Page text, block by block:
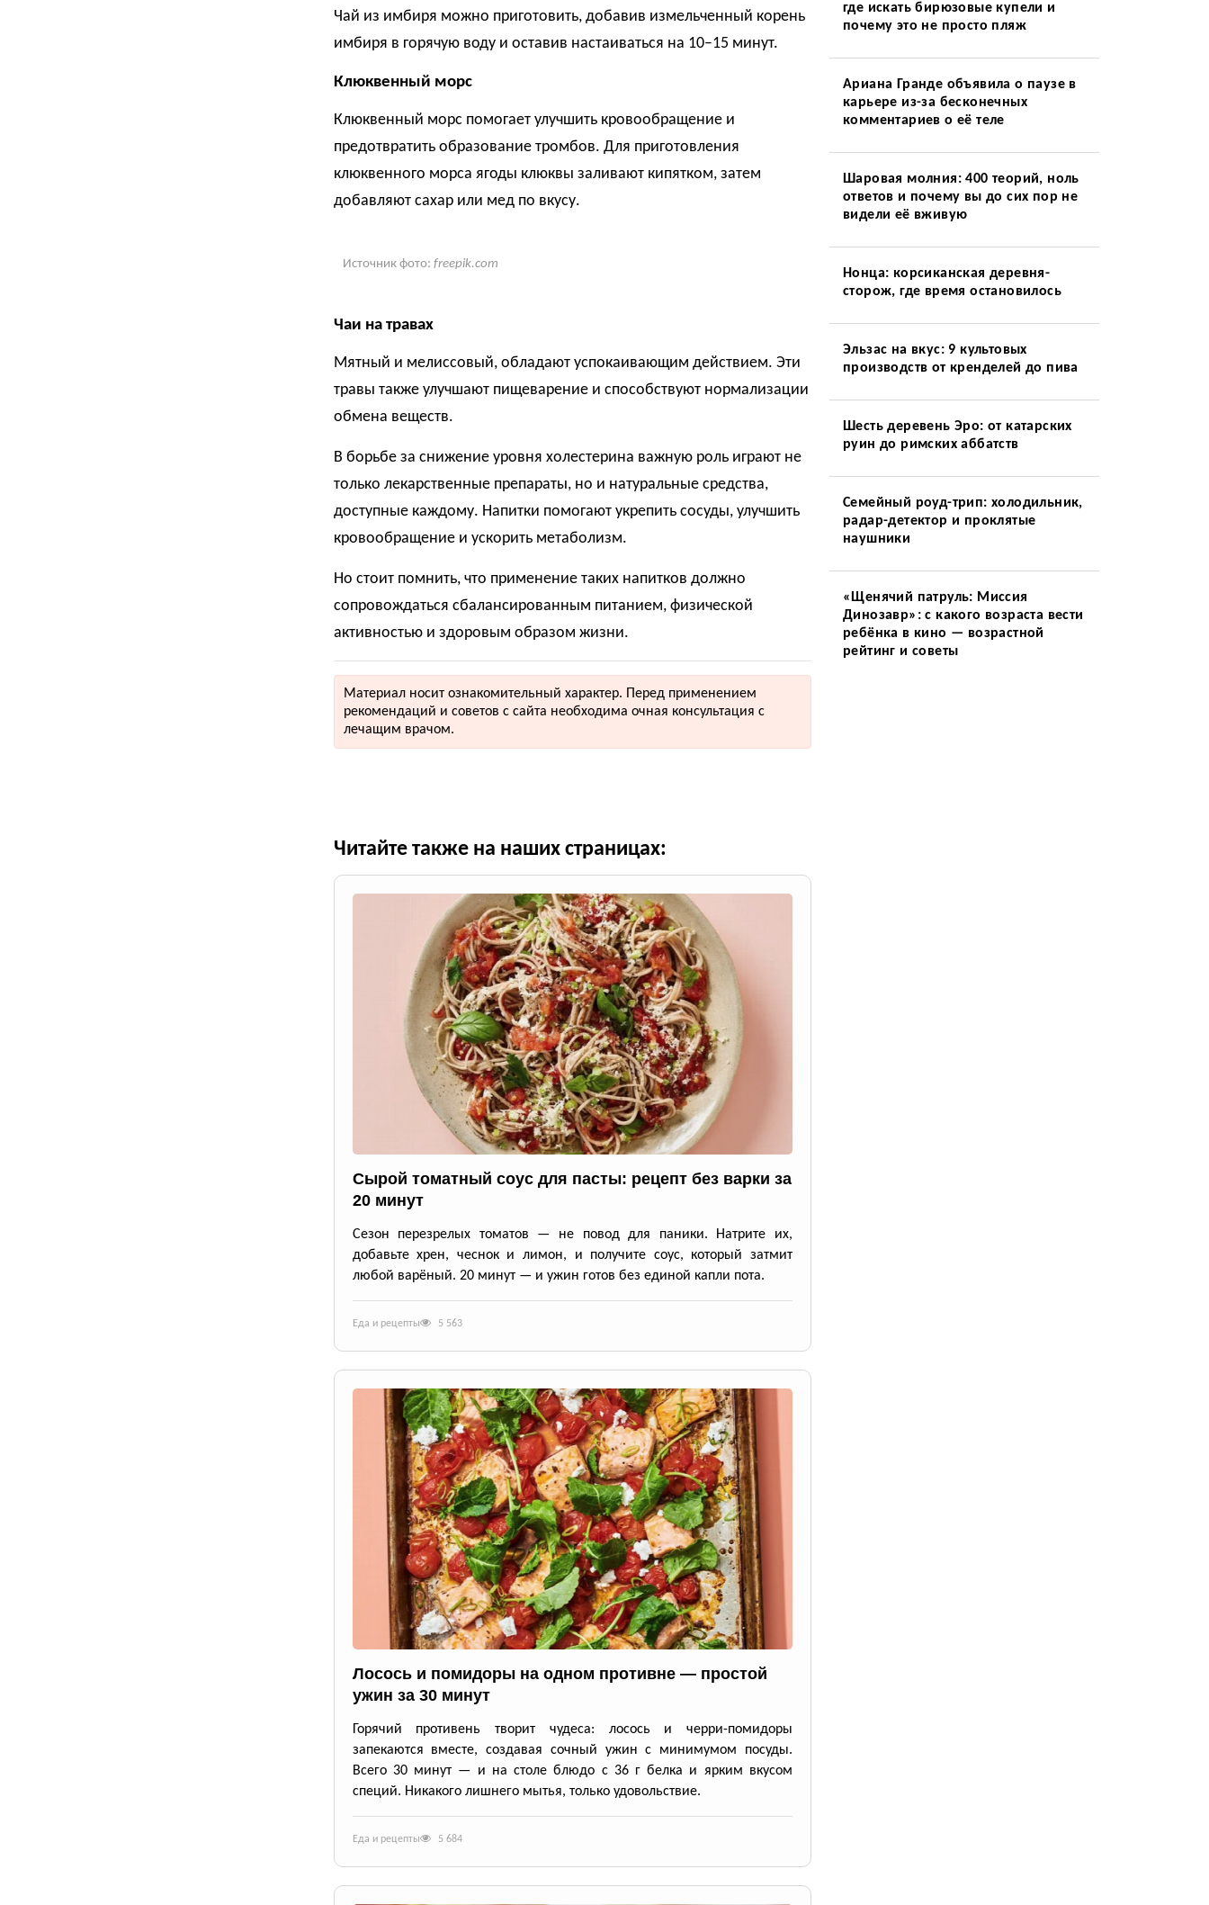
Чай из имбиря можно приготовить, добавив измельченный корень
имбиря в горячую воду и оставив настаиваться на 10–15 минут.
Клюквенный морс
Клюквенный морс помогает улучшить кровообращение и
предотвратить образование тромбов. Для приготовления
клюквенного морса ягоды клюквы заливают кипятком, затем
добавляют сахар или мед по вкусу.
Источник фото: freepik.com
Чаи на травах
Мятный и мелиссовый, обладают успокаивающим действием. Эти
травы также улучшают пищеварение и способствуют нормализации
обмена веществ.
В борьбе за снижение уровня холестерина важную роль играют не
только лекарственные препараты, но и натуральные средства,
доступные каждому. Напитки помогают укрепить сосуды, улучшить
кровообращение и ускорить метаболизм.
Но стоит помнить, что применение таких напитков должно
сопровождаться сбалансированным питанием, физической
активностью и здоровым образом жизни.
Материал носит ознакомительный характер. Перед применением
рекомендаций и советов с сайта необходима очная консультация с
лечащим врачом.
Читайте также на наших страницах:
Сырой томатный соус для пасты: рецепт без варки за
20 минут
Сезон перезрелых томатов — не повод для паники. Натрите их,
добавьте хрен, чеснок и лимон, и получите соус, который затмит
любой варёный. 20 минут — и ужин готов без единой капли пота.
Еда и рецепты 5 563
Лосось и помидоры на одном противне — простой
ужин за 30 минут
Горячий противень творит чудеса: лосось и черри-помидоры
запекаются вместе, создавая сочный ужин с минимумом посуды.
Всего 30 минут — и на столе блюдо с 36 г белка и ярким вкусом
специй. Никакого лишнего мытья, только удовольствие.
Еда и рецепты 5 684
где искать бирюзовые купели и
почему это не просто пляж
Ариана Гранде объявила о паузе в
карьере из-за бесконечных
комментариев о её теле
Шаровая молния: 400 теорий, ноль
ответов и почему вы до сих пор не
видели её вживую
Нонца: корсиканская деревня-
сторож, где время остановилось
Эльзас на вкус: 9 культовых
производств от кренделей до пива
Шесть деревень Эро: от катарских
руин до римских аббатств
Семейный роуд-трип: холодильник,
радар-детектор и проклятые
наушники
«Щенячий патруль: Миссия
Динозавр»: с какого возраста вести
ребёнка в кино — возрастной
рейтинг и советы